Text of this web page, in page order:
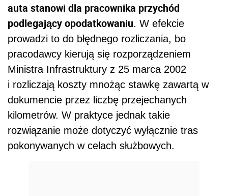
auta stanowi dla pracownika przychód
podlegający opodatkowaniu. W efekcie
prowadzi to do błędnego rozliczania, bo
pracodawcy kierują się rozporządzeniem
Ministra Infrastruktury z 25 marca 2002
i rozliczają koszty mnożąc stawkę zawartą w
dokumencie przez liczbę przejechanych
kilometrów. W praktyce jednak takie
rozwiązanie może dotyczyć wyłącznie tras
pokonywanych w celach służbowych.